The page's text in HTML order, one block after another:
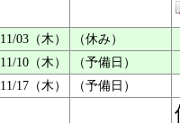
11/03（木）
（休み）
11/10（木）
（予備日）
11/17（木）
（予備日）